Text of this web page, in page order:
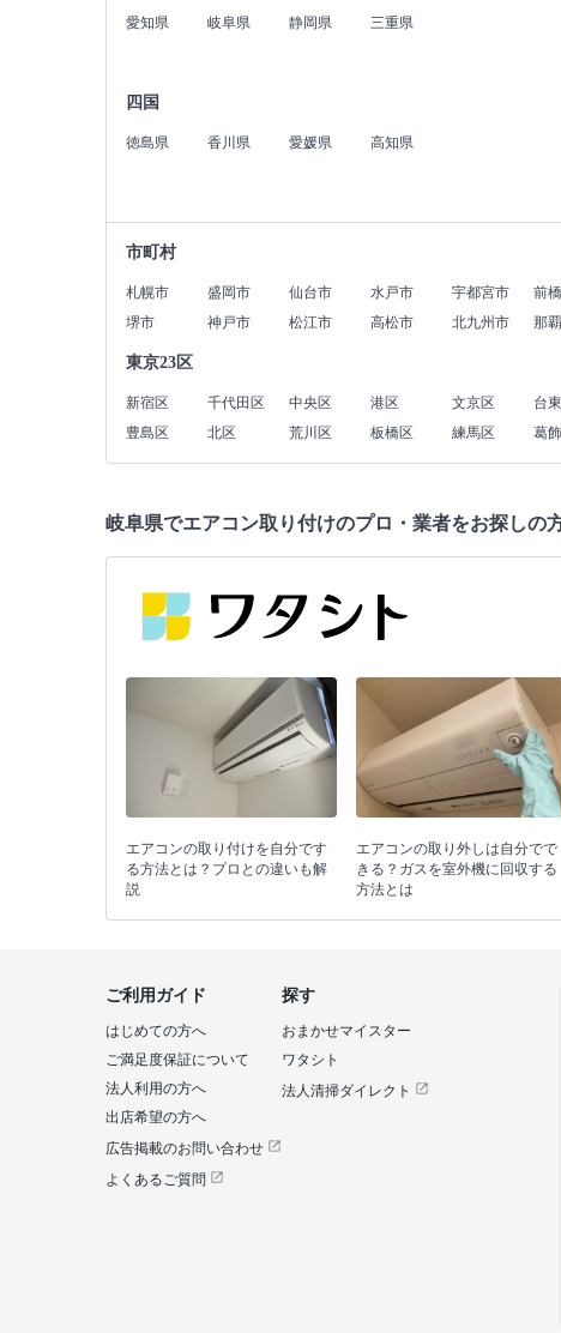
愛知県 岐阜県 静岡県 三重県
四国
徳島県 香川県 愛媛県 高知県
市町村
札幌市 盛岡市 仙台市 水戸市 宇都宮市 前
堺市
神戸市 松江市 高松市 北九州市 那
東京23区
新宿区 千代田区 中央区 港区 文京区 台
豊島区
北区 荒川区 板橋区 練馬区 葛
岐阜県でエアコン取り付けのプロ・業者をお探しの
エアコンの取り付けを自分です
る方法とは？プロとの違いも解
説
エアコンの取り外しは自分でで
きる？ガスを室外機に回収する
方法とは
探す
おまかせマイスター
ワタシト
法人清掃ダイレクト
ご利用ガイド
はじめての方へ
ご満足度保証について
法人利用の方へ
出店希望の方へ
広告掲載のお問い合わせ
よくあるご質問